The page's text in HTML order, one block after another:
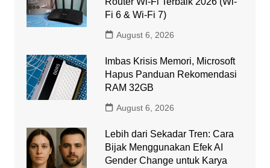
Fi 6 & Wi-Fi 7)
August 6, 2026
Imbas Krisis Memori, Microsoft
Hapus Panduan Rekomendasi
RAM 32GB
August 6, 2026
Lebih dari Sekadar Tren: Cara
Bijak Menggunakan Efek AI
Gender Change untuk Karya